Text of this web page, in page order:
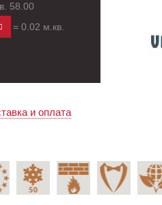
58.00
= 0.02 м.кв.
и оплата